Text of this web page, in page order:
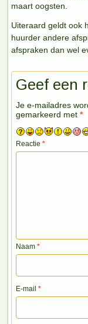
maart oogsten.
Uiteraard geldt ook
huurder andere
afspraken dan wel
Geef een
Je e-mailadres
gemarkeerd met*
Reactie*
Naam*
E-mail*